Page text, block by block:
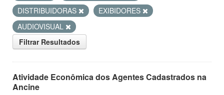
DISTRIBUIDORAS
EXIBIDORES
AUDIOVISUAL
Filtrar Resultados
Atividade Econômica dos Agentes Cadastrados na
Ancine